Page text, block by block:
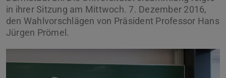
in ihrer Sitzung am Mittwoch. 7. Dezember 2016,
den Wahlvorschlägen von Präsident Professor Hans
Jürgen Prömel.